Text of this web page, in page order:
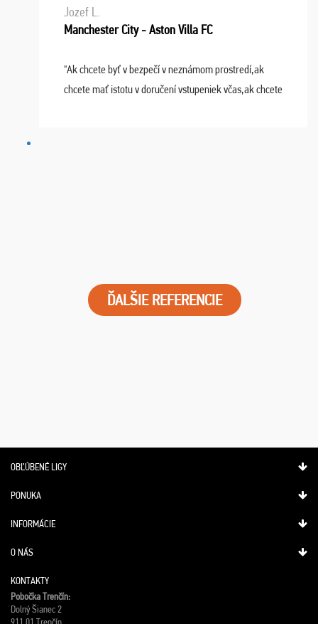
Jozef L.
Manchester City - Aston Villa FC
"Ak chcete byť v bezpečí v neznámom prostredí,ak
chcete mať istotu v doručení vstupeniek včas,ak chcete
ĎALŠIE REFERENCIE
OBĽÚBENÉ LIGY
PONUKA
INFORMÁCIE
O NÁS
KONTAKTY
Pobočka Trenčín:
Dolný Šianec 2